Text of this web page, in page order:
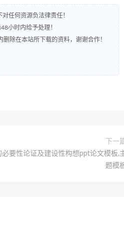
任何资源负法律责任！
小时内给予处理！
除在本站所下载的资料，谢谢合作！
下一
要性论证及建设性构想ppt论文模板,
题模